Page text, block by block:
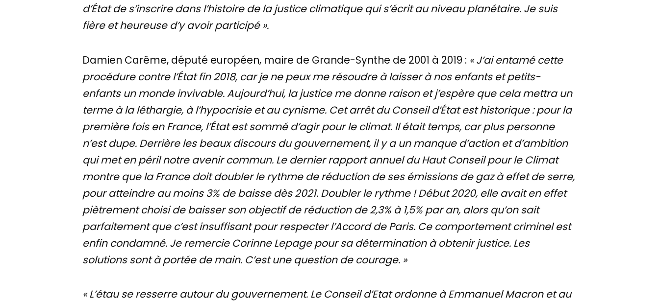
d’État de s’inscrire dans l’histoire de la justice climatique qui s’écrit au niveau planétaire. Je suis
fière et heureuse d’y avoir participé ».
Damien Carême, député européen, maire de Grande-Synthe de 2001 à 2019 : « J’ai entamé cette
procédure contre l’État fin 2018, car je ne peux me résoudre à laisser à nos enfants et petits-
enfants un monde invivable. Aujourd’hui, la justice me donne raison et j’espère que cela mettra un
terme à la léthargie, à l’hypocrisie et au cynisme. Cet arrêt du Conseil d’État est historique : pour la
première fois en France, l’État est sommé d’agir pour le climat. Il était temps, car plus personne
n’est dupe. Derrière les beaux discours du gouvernement, il y a un manque d’action et d’ambition
qui met en péril notre avenir commun. Le dernier rapport annuel du Haut Conseil pour le Climat
montre que la France doit doubler le rythme de réduction de ses émissions de gaz à effet de serre,
pour atteindre au moins 3% de baisse dès 2021. Doubler le rythme ! Début 2020, elle avait en effet
piètrement choisi de baisser son objectif de réduction de 2,3% à 1,5% par an, alors qu’on sait
parfaitement que c’est insuffisant pour respecter l’Accord de Paris. Ce comportement criminel est
enfin condamné. Je remercie Corinne Lepage pour sa détermination à obtenir justice. Les
solutions sont à portée de main. C’est une question de courage. »
« L’étau se resserre autour du gouvernement. Le Conseil d’Etat ordonne à Emmanuel Macron et au